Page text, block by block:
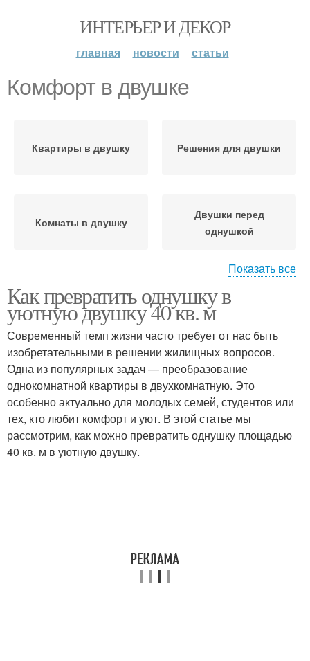
ИНТЕРЬЕР И ДЕКОР
главная новости статьи
Комфорт в двушке
Квартиры в двушку Решения для двушки
Комнаты в двушку
Двушки перед
однушкой
Мебели для двушки
Показать все
Как превратить однушку в
уютную двушку 40 кв. м
Современный темп жизни часто требует от нас быть
изобретательными в решении жилищных вопросов.
Одна из популярных задач — преобразование
однокомнатной квартиры в двухкомнатную. Это
особенно актуально для молодых семей, студентов или
тех, кто любит комфорт и уют. В этой статье мы
рассмотрим, как можно превратить однушку площадью
40 кв. м в уютную двушку.